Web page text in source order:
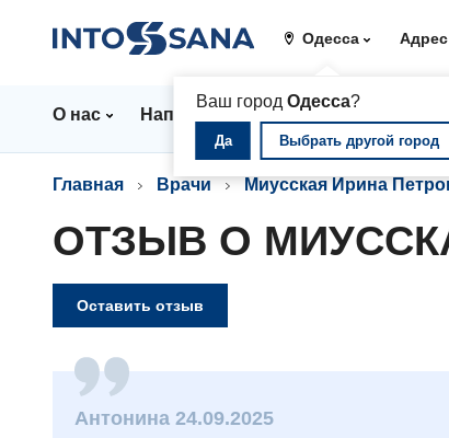
Одесса
Ваш город Одесса?
Да Выбрать другой город
О нас Направления Стационар
Главная Врачи Миусская Ирина
ОТЗЫВ О
Оставить отзыв
Антонина 24.09.2025